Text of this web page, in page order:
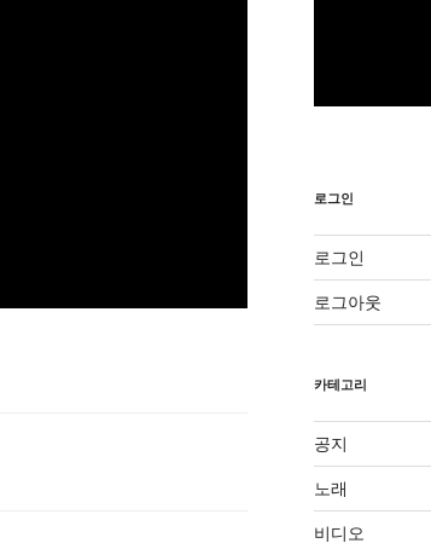
로그인
로그인
로그아웃
카테고리
공지
노래
비디오